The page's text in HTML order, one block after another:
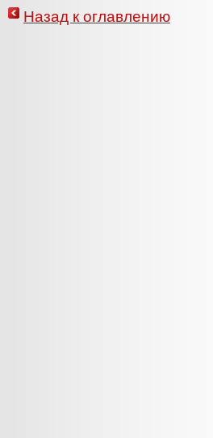
Назад к оглавлению